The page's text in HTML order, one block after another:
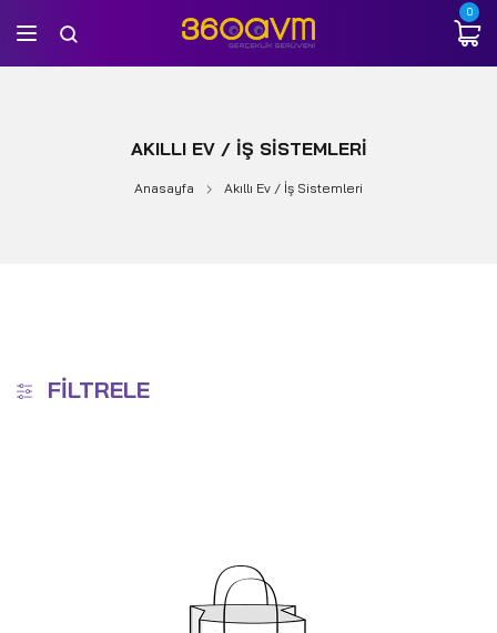
0
AKILLI EV / İŞ SISTEMLERI
Anasayfa Akıllı Ev / İş Sistemleri
FILTRELE